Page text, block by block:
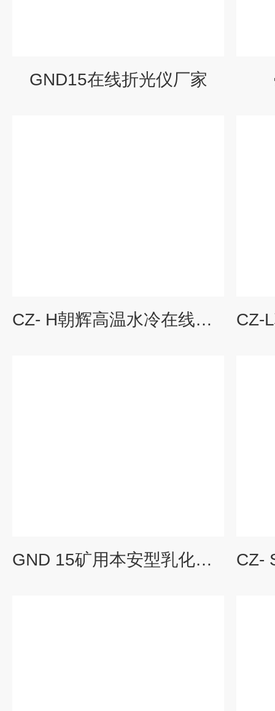
GND15在线折光仪厂家
CZ- H朝辉高温水冷在线浓度计切削液浓度检测
GND 15矿用本安型乳化液浓度传感器浓度监测